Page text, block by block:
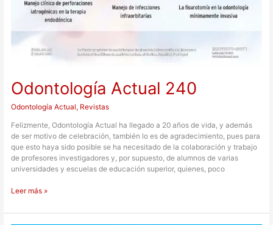
Odontología Actual 240
Odontología Actual, Revistas
Felizmente, Odontología Actual ha llegado a 20 años de vida, y además
de ser motivo de celebración, también lo es de agradecimiento, pues para
que esto haya sido posible se ha necesitado de la colaboración y trabajo
de profesores investigadores y, por supuesto, de alumnos de varias
universidades y escuelas de educación superior, quienes, poco
Leer más »